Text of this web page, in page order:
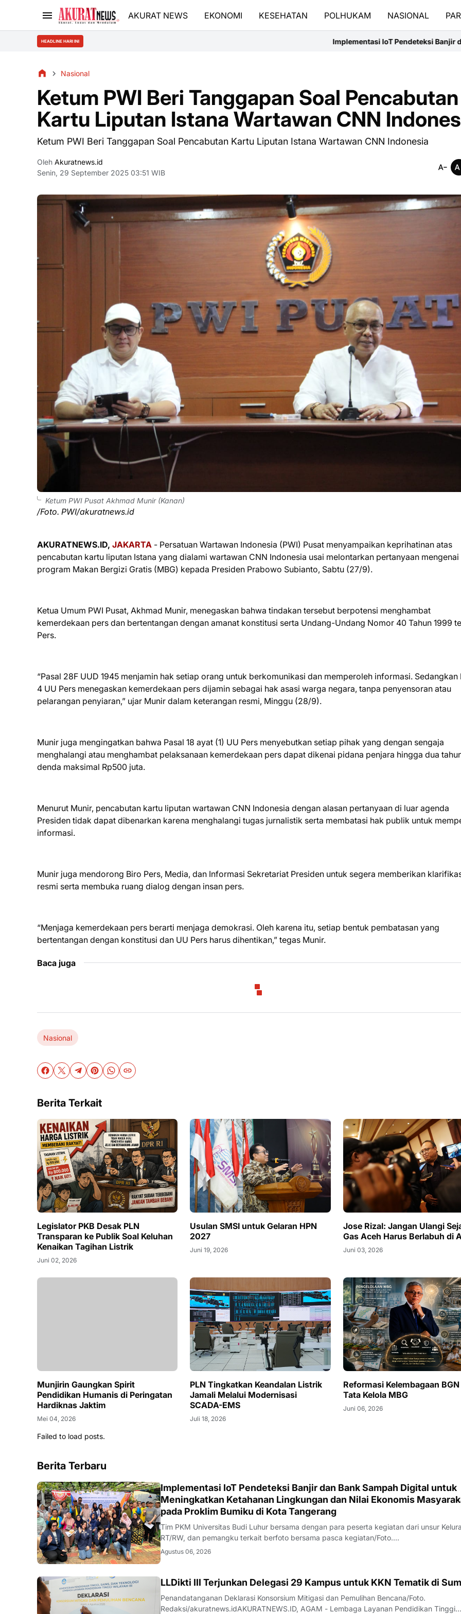
AKURAT NEWS EKONOMI KESEHATAN POLHUKAM NASIONAL
HEADLINE HARI INI Implementasi IoT Pendeteksi Banjir dan Bank Sampah
Nasional
Ketum PWI Beri Tanggapan Soal Pencabutan
Kartu Liputan Istana Wartawan CNN
Ketum PWI Beri Tanggapan Soal Pencabutan Kartu Liputan Istana Wartawan CNN Indonesia
Oleh Akuratnews.id
Senin, 29 September 2025 03:51 WIB
Ketum PWI Pusat Akhmad Munir (Kanan)
/Foto. PWI/akuratnews.id
AKURATNEWS.ID, JAKARTA - Persatuan Wartawan Indonesia (PWI) Pusat menyampaikan keprihatinan atas
pencabutan kartu liputan Istana yang dialami wartawan CNN Indonesia usai melontarkan pertanyaan mengenai
program Makan Bergizi Gratis (MBG) kepada Presiden Prabowo Subianto, Sabtu (27/9).
Ketua Umum PWI Pusat, Akhmad Munir, menegaskan bahwa tindakan tersebut berpotensi menghambat
kemerdekaan pers dan bertentangan dengan amanat konstitusi serta Undang-Undang Nomor 40 Tahun 1999
Pers.
“Pasal 28F UUD 1945 menjamin hak setiap orang untuk berkomunikasi dan memperoleh informasi. Sedangkan
4 UU Pers menegaskan kemerdekaan pers dijamin sebagai hak asasi warga negara, tanpa penyensoran atau
pelarangan penyiaran,” ujar Munir dalam keterangan resmi, Minggu (28/9).
Munir juga mengingatkan bahwa Pasal 18 ayat (1) UU Pers menyebutkan setiap pihak yang dengan sengaja
menghalangi atau menghambat pelaksanaan kemerdekaan pers dapat dikenai pidana penjara hingga dua
denda maksimal Rp500 juta.
Menurut Munir, pencabutan kartu liputan wartawan CNN Indonesia dengan alasan pertanyaan di luar agenda
Presiden tidak dapat dibenarkan karena menghalangi tugas jurnalistik serta membatasi hak publik untuk
informasi.
Munir juga mendorong Biro Pers, Media, dan Informasi Sekretariat Presiden untuk segera memberikan
resmi serta membuka ruang dialog dengan insan pers.
“Menjaga kemerdekaan pers berarti menjaga demokrasi. Oleh karena itu, setiap bentuk pembatasan yang
bertentangan dengan konstitusi dan UU Pers harus dihentikan,” tegas Munir.
Baca juga
Nasional
Berita Terkait
Legislator PKB Desak PLN
Transparan ke Publik Soal Keluhan
Kenaikan Tagihan Listrik
Juni 02, 2026
Usulan SMSI untuk Gelaran HPN
2027
Juni 19, 2026
Jose Rizal: Jangan Ulangi
Gas Aceh Harus Berlabuh di
Juni 03, 2026
Munjirin Gaungkan Spirit
Pendidikan Humanis di Peringatan
Hardiknas Jaktim
Mei 04, 2026
PLN Tingkatkan Keandalan Listrik
Jamali Melalui Modernisasi
SCADA-EMS
Juli 18, 2026
Reformasi Kelembagaan
Tata Kelola MBG
Juni 06, 2026
Failed to load posts.
Berita Terbaru
DIKBUDRISTEK
Implementasi IoT Pendeteksi Banjir dan Bank Sampah Digital untuk
Meningkatkan Ketahanan Lingkungan dan Nilai Ekonomis
pada Proklim Bumiku di Kota Tangerang
Tim PKM Universitas Budi Luhur bersama dengan para peserta kegiatan dari unsur
RT/RW, dan pemangku terkait berfoto bersama pasca kegiatan/Foto.
Redaksi/akuratnews.idAKURATNEWS.ID, TANGERANG - Dalam rangka bentuk nyata
Agustus 06, 2026
LLDikti III Terjunkan Delegasi 29 Kampus untuk KKN Tematik di
Penandatanganan Deklarasi Konsorsium Mitigasi dan Pemulihan Bencana/Foto.
Redaksi/akuratnews.idAKURATNEWS.ID, AGAM - Lembaga Layanan Pendidikan Tinggi